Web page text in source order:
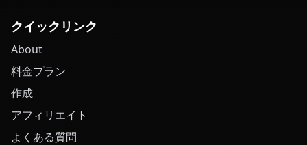
クイックリンク
About
料金プラン
作成
アフィリエイト
よくある質問